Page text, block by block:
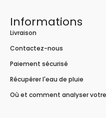
Informations
Livraison
Contactez-nous
Paiement sécurisé
Récupérer l'eau de pluie
Où et comment analyser